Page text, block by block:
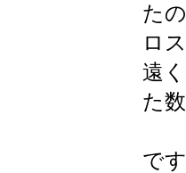
た
ロ
遠
た
で